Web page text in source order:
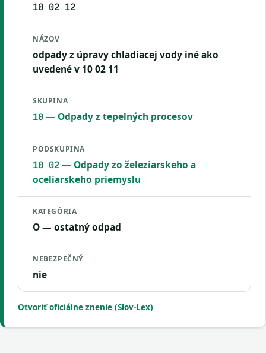
10 02 12
NÁZOV
odpady z úpravy chladiacej vody iné ako
uvedené v 10 02 11
SKUPINA
10— Odpady z tepelných procesov
PODSKUPINA
10 02— Odpady zo železiarskeho a
oceliarskeho priemyslu
KATEGÓRIA
O — ostatný odpad
NEBEZPEČNÝ
nie
Otvoriť oficiálne znenie (Slov-Lex)